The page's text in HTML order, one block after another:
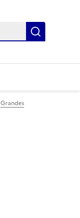
Grandes